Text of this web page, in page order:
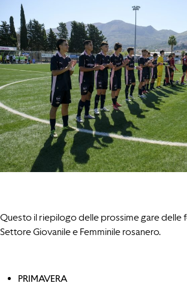
Questo il riepilogo delle prossime gare delle
Settore Giovanile e Femminile rosanero.
PRIMAVERA